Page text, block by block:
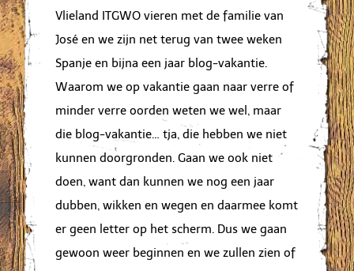
Vlieland ITGWO vieren met de familie van
José en we zijn net terug van twee weken
Spanje en bijna een jaar blog-vakantie.
Waarom we op vakantie gaan naar verre of
minder verre oorden weten we wel, maar
die blog-vakantie… tja, die hebben we niet
kunnen doorgronden. Gaan we ook niet
doen, want dan kunnen we nog een jaar
dubben, wikken en wegen en daarmee komt
er geen letter op het scherm. Dus we gaan
gewoon weer beginnen en we zullen zien of